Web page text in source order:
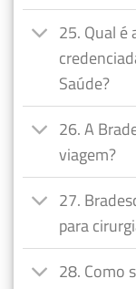
25. Qual é
Saúde?
26. A
viagem?
27.
para
28. Como